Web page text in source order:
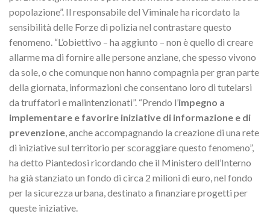
popolazione”. Il responsabile del Viminale ha ricordato la
sensibilità delle Forze di polizia nel contrastare questo
fenomeno. “L’obiettivo – ha aggiunto – non è quello di creare
allarme ma di fornire alle persone anziane, che spesso vivono
da sole, o che comunque non hanno compagnia per gran parte
della giornata, informazioni che consentano loro di tutelarsi
da truffatori e malintenzionati”. “Prendo l’impegno a
implementare e favorire iniziative di informazione e di
prevenzione, anche accompagnando la creazione di una rete
di iniziative sul territorio per scoraggiare questo fenomeno”,
ha detto Piantedosi ricordando che il Ministero dell’Interno
ha già stanziato un fondo di circa 2 milioni di euro, nel fondo
per la sicurezza urbana, destinato a finanziare progetti per
queste iniziative.